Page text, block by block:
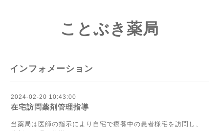
ことぶき薬局
インフォメーション
2024-02-20 10:43:00
在宅訪問薬剤管理指導
当薬局は医師の指示により自宅で療養中の患者様宅を訪問し、